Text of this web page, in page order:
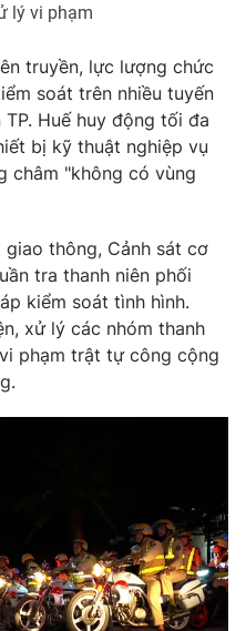
Việt Nam
điện tử số 483/GP-BTTTT
897 897
lý vi phạm
truyền, lực lượng chức
soát trên nhiều tuyến
Huế huy động tối đa
bị kỹ thuật nghiệp vụ
châm "không có vùng
thông, Cảnh sát cơ
tra thanh niên phối
kiểm soát tình hình.
xử lý các nhóm thanh
phạm trật tự công cộng